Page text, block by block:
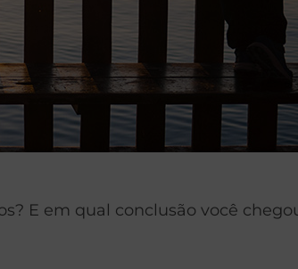
E em qual conclusão você